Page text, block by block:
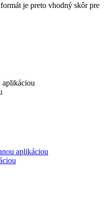
je preto vhodný skôr pre
aplikáciou
aplikáciou